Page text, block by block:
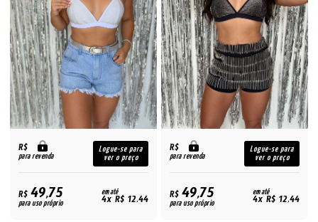
R$
para revenda
Logue-se para
ver o preço
R$49,75
para uso próprio
em até
4x R$ 12,44
R$
para revenda
Logue-se para
ver o preço
R$49,75
para uso próprio
em até
4x R$ 12,44